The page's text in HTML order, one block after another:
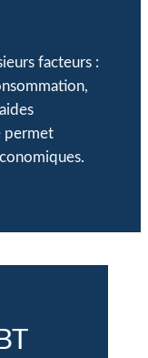
facteurs :
permet